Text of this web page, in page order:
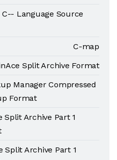
Language Source
C-map
Split Archive Format
Manager Compressed
Format
Split Archive Part 1
Split Archive Part 1